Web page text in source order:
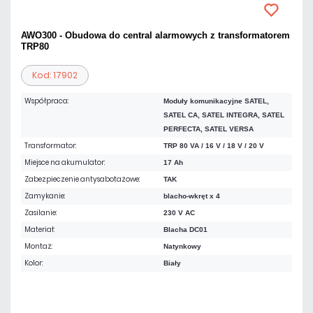
AWO300 - Obudowa do central alarmowych z transformatorem
TRP80
Kod: 17902
Współpraca:
Moduły komunikacyjne SATEL,
SATEL CA, SATEL INTEGRA, SATEL
PERFECTA, SATEL VERSA
Transformator: TRP 80 VA / 16 V / 18 V / 20 V
Miejsce na akumulator: 17 Ah
Zabezpieczenie antysabotażowe: TAK
Zamykanie: blacho-wkręt x 4
Zasilanie: 230 V AC
Materiał: Blacha DC01
Montaż: Natynkowy
Kolor: Biały